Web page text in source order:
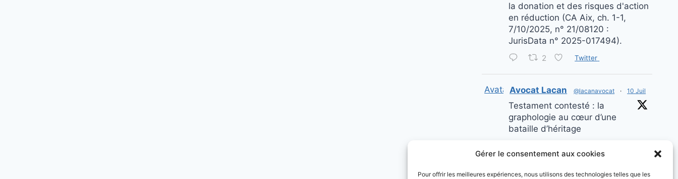
Gérer le consentement aux cookies
Pour offrir les meilleures expériences, nous utilisons des technologies telles que les
la donation et des risques d'action
en réduction (CA Aix, ch. 1-1,
7/10/2025, n° 21/08120 :
JurisData n° 2025-017494).
2 Twitter
AvatarAvocat Lacan @lacanavocat · 10 Juil
Testament contesté : la
graphologie au cœur d’une
bataille d’héritage
Load More...